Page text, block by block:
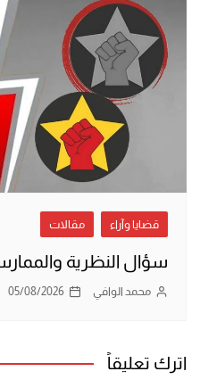
قضايا وآراء مقالات
سؤال النظرية
محمد الوافي 05/08/2026
اترك تعليقاً